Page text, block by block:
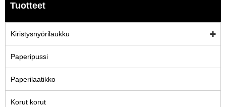
Tuotteet
Kiristysnyörilaukku
Paperipussi
Paperilaatikko
Korut korut